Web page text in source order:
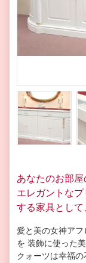
あなたのお部屋
エレガントな
する家具として
愛と美の女神ア
を 装飾に使った
クォーツは幸福